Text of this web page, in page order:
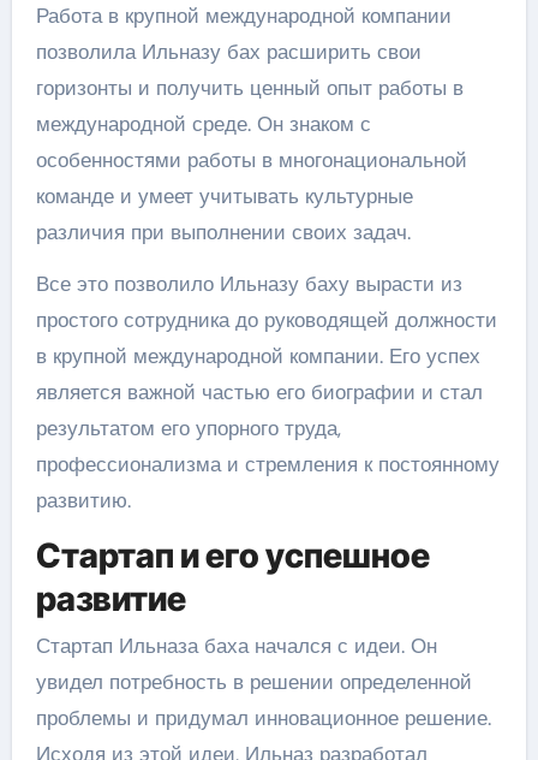
Работа в крупной международной компании
позволила Ильназу бах расширить свои
горизонты и получить ценный опыт работы в
международной среде. Он знаком с
особенностями работы в многонациональной
команде и умеет учитывать культурные
различия при выполнении своих задач.
Все это позволило Ильназу баху вырасти из
простого сотрудника до руководящей должности
в крупной международной компании. Его успех
является важной частью его биографии и стал
результатом его упорного труда,
профессионализма и стремления к постоянному
развитию.
Стартап и его успешное
развитие
Стартап Ильназа баха начался с идеи. Он
увидел потребность в решении определенной
проблемы и придумал инновационное решение.
Исходя из этой идеи, Ильназ разработал